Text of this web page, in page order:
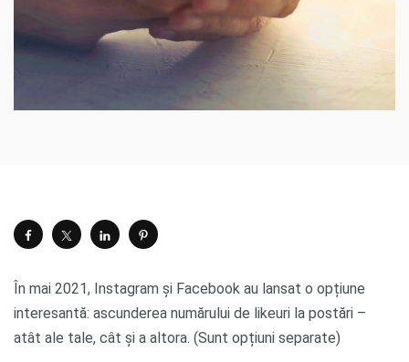
În mai 2021, Instagram și Facebook au lansat o opțiune
interesantă: ascunderea numărului de likeuri la postări –
atât ale tale, cât și a altora. (Sunt opțiuni separate)